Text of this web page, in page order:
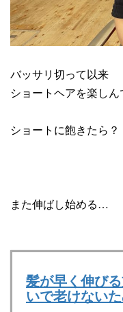
バッサリ切って以来
ショートヘアを楽し
ショートに飽きたら？
また伸ばし始める…
髪が早く伸び
いで老けない